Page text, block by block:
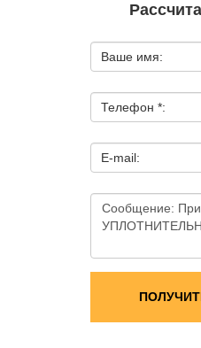
Ваше имя:
Телефон *:
E-mail: